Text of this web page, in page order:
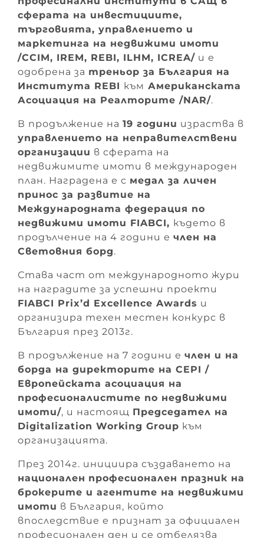
сферата на инвестициите,
търговията, управлението и
маркетинга на недвижими имоти
/CCIM, IREM, REBI, ILHM, ICREA/ и е
одобрена за треньор за България на
Института REBI към Американската
Асоциация на Реалторите /NAR/.
В продължение на 19 години израства в
управлението на неправителствени
организации в сферата на
недвижимите имоти в международен
план. Наградена е с медал за личен
принос за развитие на
Международната федерация по
недвижими имоти FIABCI, където в
продълчение на 4 години е член на
Световния борд.
Става част от международното жури
на наградите за успешни проекти
FIABCI Prix’d Excellence Awards и
организира техен местен конкурс в
България през 2013г.
В продължение на 7 години е член и на
борда на директорите на CEPI /
Европейската асоциация на
професионалистите по недвижими
имоти/, и настоящ Председател на
Digitalization Working Group към
организацията.
През 2014г. инициира създаването на
национален професионален празник на
брокерите и агентите на недвижими
имоти в България, който
впоследствие е признат за официален
професионален ден и се отбелязва